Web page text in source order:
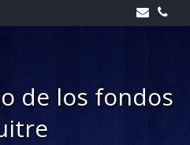
de los fondos